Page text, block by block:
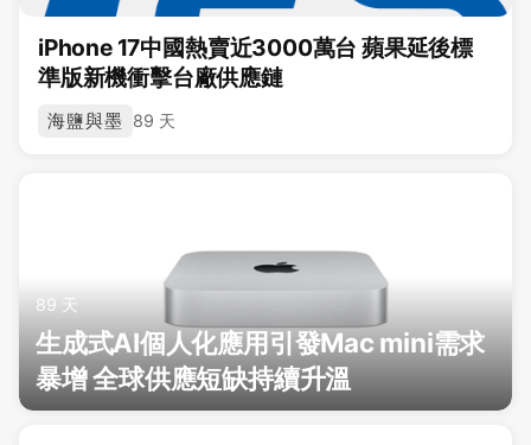
iPhone 17中國熱賣近3000萬台 蘋果延後標
準版新機衝擊台廠供應鏈
海鹽與墨 89 天
89 天
生成式AI個人化應用引發Mac mini需求
暴增 全球供應短缺持續升溫